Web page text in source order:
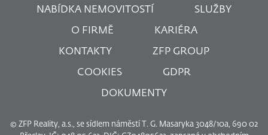
NABÍDKA NEMOVITOSTÍ SLUŽBY
O FIRMĚ KARIÉRA
KONTAKTY ZFP GROUP
COOKIES GDPR
DOKUMENTY
© ZFP Reality, a.s., se sídlem náměstí T. G. Masaryka 3048/10a, 690 02